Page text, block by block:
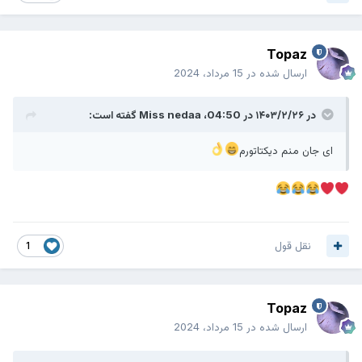
Topaz
ارسال شده در 15 مرداد، 2024
در ۱۴۰۳/۲/۲۶ در 04:50، Miss nedaaگفته است:
ای جان منم دیکتاتورم
نقل قول
Topaz
ارسال شده در 15 مرداد، 2024